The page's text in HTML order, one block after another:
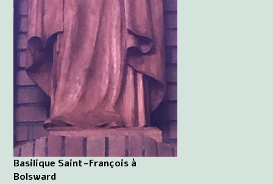
Basilique Saint-François à
Bolsward